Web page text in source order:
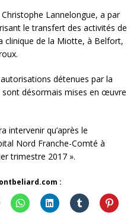
Christophe Lannelongue, a par
le transfert des activités de
clinique de la Miotte, à Belfort,
détenues par la
sont désormais mises en œuvre
intervenir qu’après le
Nord Franche-Comté à
trimestre 2017 ».
: